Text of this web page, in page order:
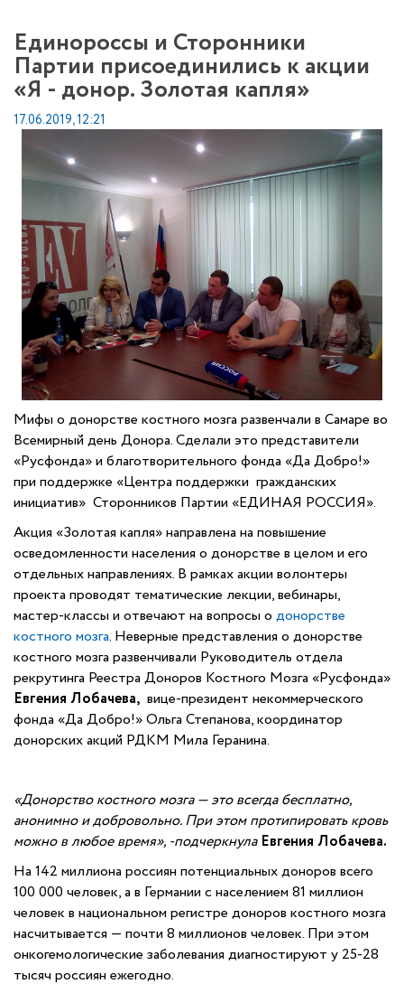
Единороссы и Сторонники
Партии присоединились к акции
«Я - донор. Золотая капля»
17.06.2019, 12:21
Мифы о донорстве костного мозга развенчали в Самаре во
Всемирный день Донора. Сделали это представители
«Русфонда» и благотворительного фонда «Да Добро!»
при поддержке «Центра поддержки гражданских
инициатив» Сторонников Партии «ЕДИНАЯ РОССИЯ».
Акция «Золотая капля» направлена на повышение
осведомленности населения о донорстве в целом и его
отдельных направлениях. В рамках акции волонтеры
проекта проводят тематические лекции, вебинары,
мастер-классы и отвечают на вопросы о донорстве
костного мозга. Неверные представления о донорстве
костного мозга развенчивали Руководитель отдела
рекрутинга Реестра Доноров Костного Мозга «Русфонда»
Евгения Лобачева, вице-президент некоммерческого
фонда «Да Добро!» Ольга Степанова, координатор
донорских акций РДКМ Мила Геранина.
«Донорство костного мозга — это всегда бесплатно,
анонимно и добровольно. При этом протипировать кровь
можно в любое время», -подчеркнула Евгения Лобачева.
На 142 миллиона россиян потенциальных доноров всего
100 000 человек, а в Германии с населением 81 миллион
человек в национальном регистре доноров костного мозга
насчитывается ― почти 8 миллионов человек. При этом
онкогемологические заболевания диагностируют у 25-28
тысяч россиян ежегодно.